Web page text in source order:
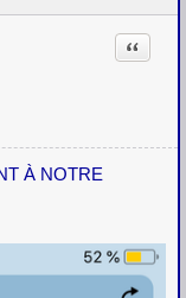
Citation